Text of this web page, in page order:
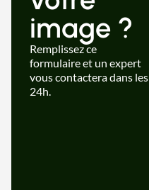
image ?
Remplissez ce
formulaire et un expert
vous contactera dans les
24h.